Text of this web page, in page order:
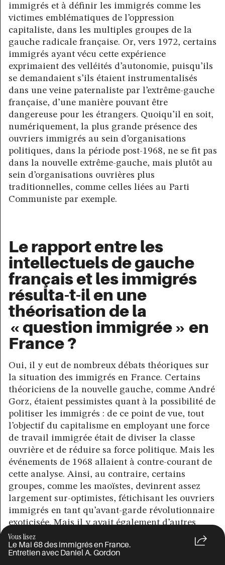
Vous lisez
Le Mai 68 des immigrés en France.
Entretien avec Daniel A. Gordon
immigrés et à définir les immigrés comme les
victimes emblématiques de l’oppression
capitaliste, dans les multiples groupes de la
gauche radicale française. Or, vers 1972, certains
immigrés ayant vécu cette expérience
exprimaient des velléités d’autonomie, puisqu’ils
se demandaient s’ils étaient instrumentalisés
dans une veine paternaliste par l’extrême-gauche
française, d’une manière pouvant être
dangereuse pour les étrangers. Quoiqu’il en soit,
numériquement, la plus grande présence des
ouvriers immigrés au sein d’organisations
politiques, dans la période post-1968, ne se fit pas
dans la nouvelle extrême-gauche, mais plutôt au
sein d’organisations ouvrières plus
traditionnelles, comme celles liées au Parti
Communiste par exemple.
Le rapport entre les
intellectuels de gauche
français et les immigrés
résulta-t-il en une
théorisation de la
« question immigrée » en
France ?
Oui, il y eut de nombreux débats théoriques sur
la situation des immigrés en France. Certains
théoriciens de la nouvelle gauche, comme André
Gorz, étaient pessimistes quant à la possibilité de
politiser les immigrés : de ce point de vue, tout
l’objectif du capitalisme en employant une force
de travail immigrée était de diviser la classe
ouvrière et de réduire sa force politique. Mais les
événements de 1968 allaient à contre-courant de
cette analyse. Ainsi, au contraire, certains
groupes, comme les maoïstes, devinrent assez
largement sur-optimistes, fétichisant les ouvriers
immigrés en tant qu’avant-garde révolutionnaire
exoticisée. Mais il y avait également d’autres
points de vue à gauche, il est donc difficile de
généraliser autrement que de dire qu’entre 1971
et 1975, la question de l’immigration était assez